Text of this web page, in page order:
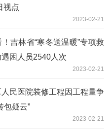
视点
2023-02-21
吉林省“寒冬送温暖”专项救
困人员2540人次
2023-02-21
民医院装修工程因工程量争
包疑云”
2023-02-21